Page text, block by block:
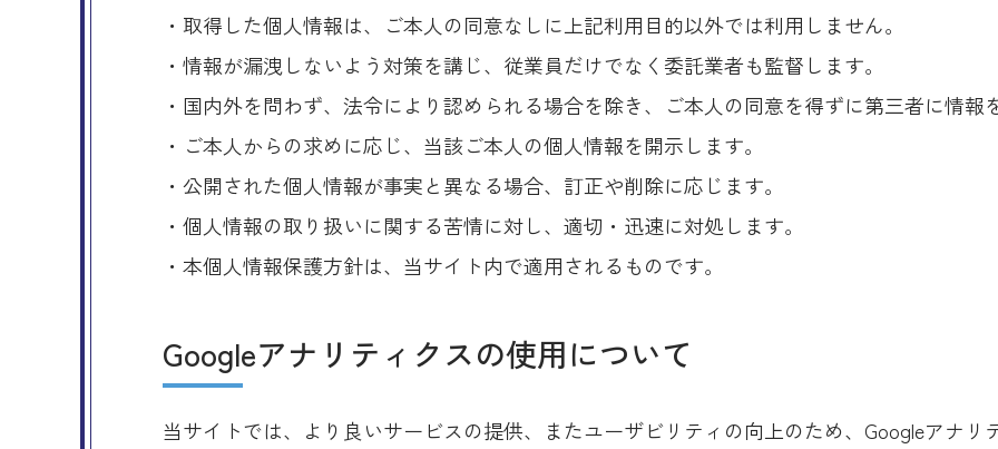
・取得した個人情報は、ご本人の同意なしに上記利用目的以外では利用しません。
・情報が漏洩しないよう対策を講じ、従業員だけでなく委託業者も監督します。
・国内外を問わず、法令により認められる場合を除き、ご本人の同意を得ずに第三者に情報
・ご本人からの求めに応じ、当該ご本人の個人情報を開示します。
・公開された個人情報が事実と異なる場合、訂正や削除に応じます。
・個人情報の取り扱いに関する苦情に対し、適切・迅速に対処します。
・本個人情報保護方針は、当サイト内で適用されるものです。
Googleアナリティクスの使用について
当サイトでは、より良いサービスの提供、またユーザビリティの向上のため、Googleアナ